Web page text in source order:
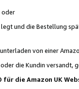
oder
und die Bestellung
von einer
die Kundin
die Amazon UK